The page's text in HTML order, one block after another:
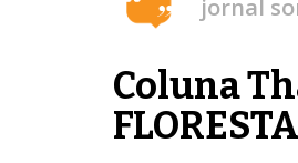
jornal
Coluna